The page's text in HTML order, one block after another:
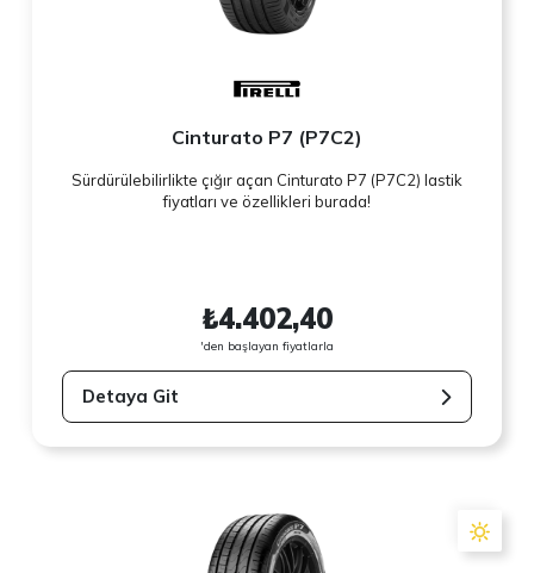
Cinturato P7 (P7C2)
Sürdürülebilirlikte çığır açan Cinturato P7 (P7C2) lastik
fiyatları ve özellikleri burada!
₺4.402,40
'den başlayan fiyatlarla
Detaya Git